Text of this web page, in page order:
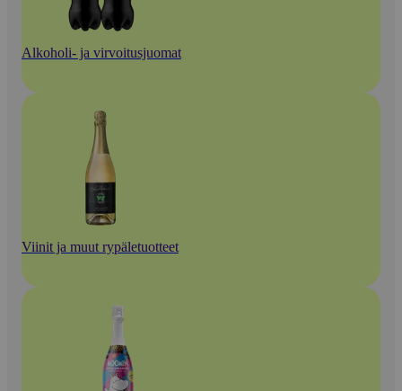
Alkoholi- ja virvoitusjuomat
Viinit ja muut rypäletuotteet